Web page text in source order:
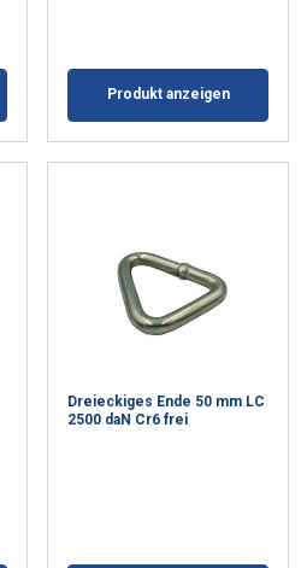
Produkt anzeigen
Dreieckiges Ende 50 mm LC
2500 daN Cr6 frei